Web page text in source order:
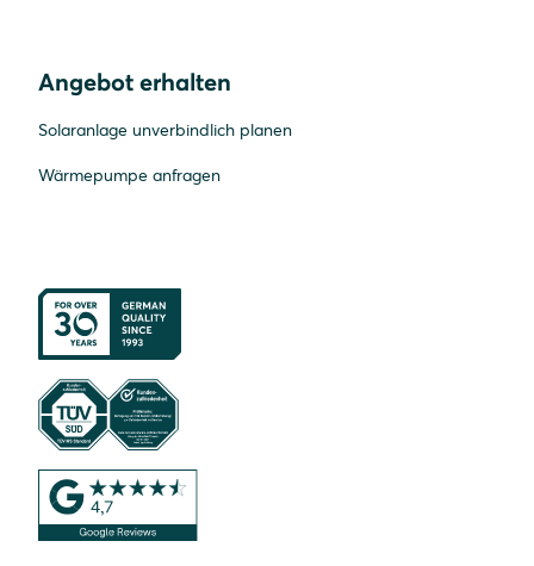
Angebot erhalten
Solaranlage unverbindlich planen
Wärmepumpe anfragen